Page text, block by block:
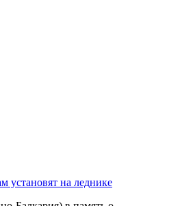
установят на леднике